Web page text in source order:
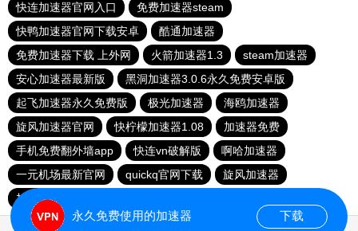
快连加速器官网入口
免费加速器steam
快鸭加速器官网下载安卓
酷通加速器
免费加速器下载 上外网
火箭加速器1.3
steam加速器
安心加速器最新版
黑洞加速器3.0.6永久免费安卓版
起飞加速器永久免费版
极光加速器
海鸥加速器
旋风加速器官网
快柠檬加速器1.08
加速器免费
手机免费翻外墙app
快连vn破解版
啊哈加速器
一元机场最新官网
quickq官网下载
旋风加速器
加速器下载免费使用
永久免费使用的加速器 下载